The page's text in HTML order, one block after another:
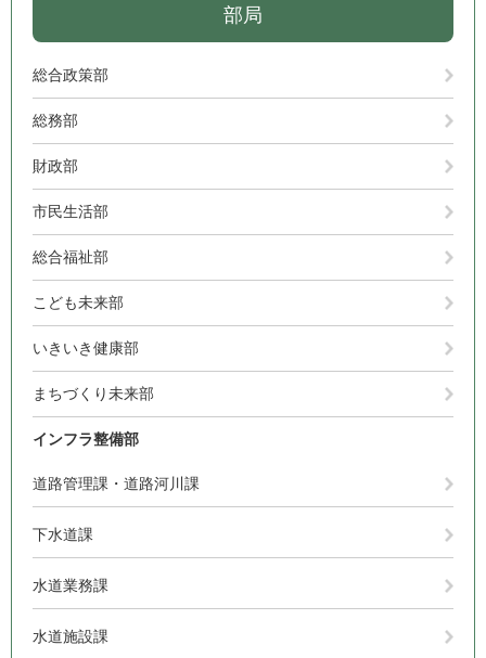
部局
総合政策部
総務部
財政部
市民生活部
総合福祉部
こども未来部
いきいき健康部
まちづくり未来部
インフラ整備部
道路管理課・道路河川課
下水道課
水道業務課
水道施設課